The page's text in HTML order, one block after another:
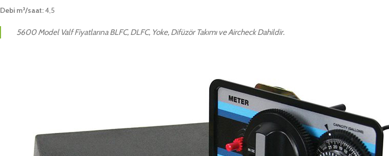
Debi m³/saat:4,5
5600 Model Valf Fiyatlarına BLFC, DLFC, Yoke, Difüzör Takımı ve Aircheck Dahildir.